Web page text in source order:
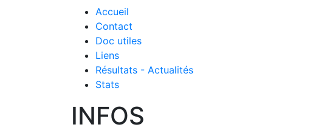
Accueil
Contact
Doc utiles
Liens
Résultats - Actualités
Stats
INFOS